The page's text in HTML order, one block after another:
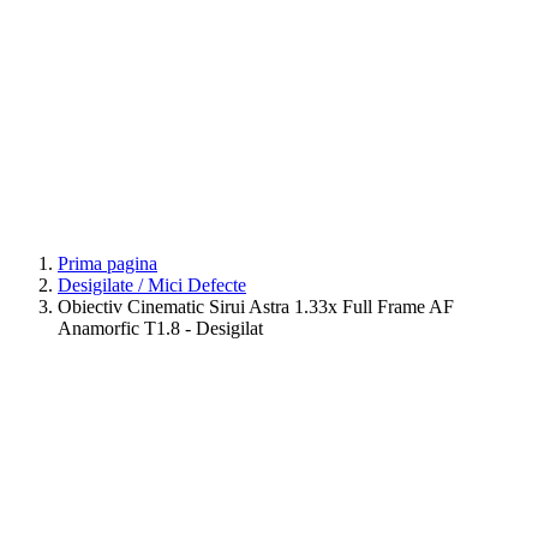
Prima pagina
Desigilate / Mici Defecte
Obiectiv Cinematic Sirui Astra 1.33x Full Frame AF
Anamorfic T1.8 - Desigilat